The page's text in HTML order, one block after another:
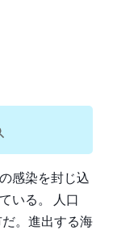
感染を封じ込
いる。 人口
。進出する海